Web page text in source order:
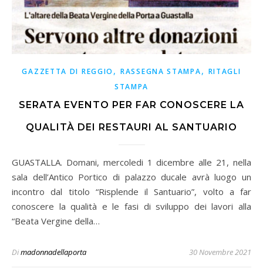
GAZZETTA DI REGGIO ,RASSEGNA STAMPA, RITAGLI
STAMPA
SERATA EVENTO PER FAR CONOSCERE LA
QUALITÀ DEI RESTAURI AL SANTUARIO
GUASTALLA. Domani, mercoledi 1 dicembre alle 21, nella
sala dell’Antico Portico di palazzo ducale avrà luogo un
incontro dal titolo “Risplende il Santuario”, volto a far
conoscere la qualità e le fasi di sviluppo dei lavori alla
“Beata Vergine della…
Dimadonnadellaporta 30 Novembre 2021